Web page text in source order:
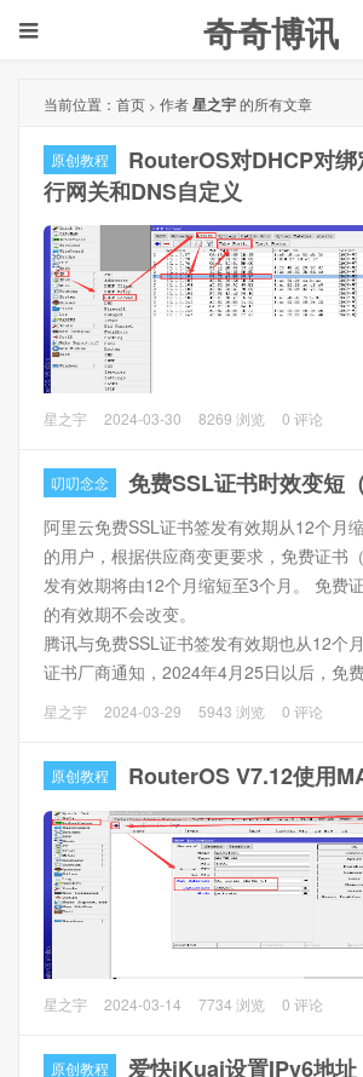
奇奇博讯
当前位置： 首页 > 作者星之宇的所有文章
原创教程
RouterOS对DHCP对
行网关和DNS自定义
RouterOS默认的DHCP服务器已经设置了
部分终端走OpenWrt旁路由, 其他终端直接
出去。
操作方法
1、使用Winbox进行DHCP Option设置，
Server --> Options --> +
星之宇 2024-03-30 8269 浏览 0 评论
叨叨念念 免费SSL证书时效变短（
阿里云免费SSL证书签发有效期从12个月
的用户，根据供应商变更要求，免费证书
发有效期将由12个月缩短至3个月。 免费
的有效期不会改变。
腾讯与免费SSL证书签发有效期也从12个
证书厂商通知，2024年4月25日以后，免
从12个月缩短至3个月。
包括Google在内的国际顶级科技公司一直
书90天有效期的建议，免费证书加密等级
日益复杂的网络环境，90天一更新有助于
的安全漏洞，从而降低风险。从成本上面
的证书从免费调整为几十到几百元，对于
本就可控的多，可以更好的为付费用户提
星之宇 2024-03-29 5943 浏览 0 评论
原创教程 RouterOS V7.12使用
RouterOS从7.12开始支持Linux虚拟网卡
方便。
星之宇 2024-03-14 7734 浏览 0 评论
原创教程
爱快iKuai设置IPv6地址